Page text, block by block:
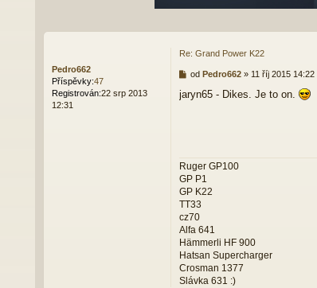
Pedro662
Příspěvky:47
Registrován:22 srp 2013
12:31
Re: Grand Power K22
P
í
k
od Pedro662 » 11 říj 2015 14:22
jaryn65 - Dikes. Je to on.
Ruger GP100
GP P1
GP K22
TT33
cz70
Alfa 641
Hämmerli HF 900
Hatsan Supercharger
Crosman 1377
Slávka 631 :)